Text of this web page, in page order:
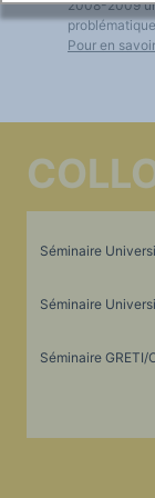
2008-2009
Pour en
Séminaire
Séminaire
Séminaire GRETI/